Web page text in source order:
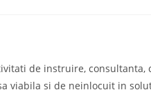
de instruire,
viabila si de neinlocuit in